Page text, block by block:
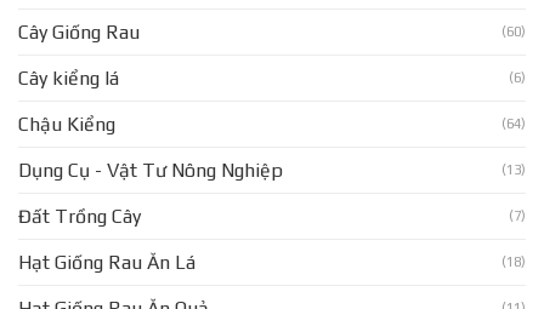
Cây Giống Rau (60)
Cây kiểng lá (6)
Chậu Kiểng (64)
Dụng Cụ - Vật Tư Nông Nghiệp (13)
Đất Trồng Cây (7)
Hạt Giống Rau Ăn Lá (18)